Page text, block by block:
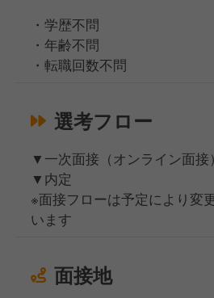
・学歴不問
・年齢不問
・転職回数不問
選考フロー
▼一次面接（オンライン面接）
▼内定
※面接フローは予定により変
います
面接地